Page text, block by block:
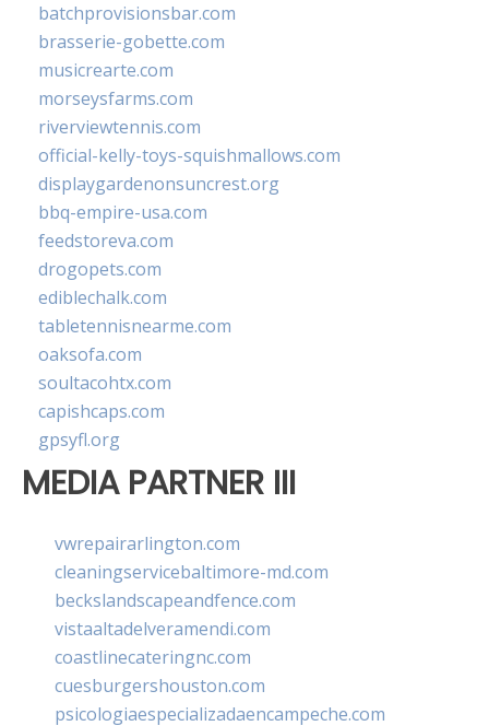
batchprovisionsbar.com
brasserie-gobette.com
musicrearte.com
morseysfarms.com
riverviewtennis.com
official-kelly-toys-squishmallows.com
displaygardenonsuncrest.org
bbq-empire-usa.com
feedstoreva.com
drogopets.com
ediblechalk.com
tabletennisnearme.com
oaksofa.com
soultacohtx.com
capishcaps.com
gpsyfl.org
MEDIA PARTNER III
vwrepairarlington.com
cleaningservicebaltimore-md.com
beckslandscapeandfence.com
vistaaltadelveramendi.com
coastlinecateringnc.com
cuesburgershouston.com
psicologiaespecializadaencampeche.com